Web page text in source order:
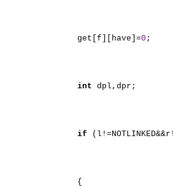
get[f][have]=0 ;
int dpl,dpr;
if
{